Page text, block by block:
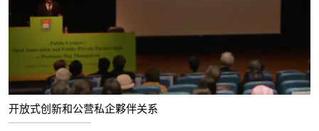
开放式创新和公营私企夥伴关系